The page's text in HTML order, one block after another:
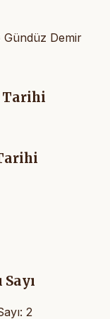
Gündüz Demir
Tarihi
Sayı
2